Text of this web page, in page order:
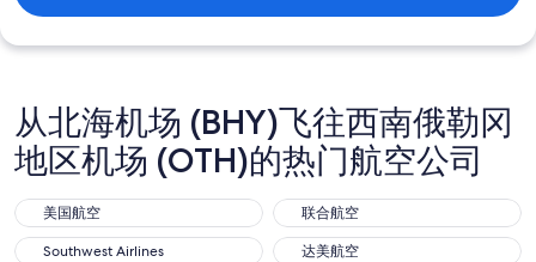
从北海机场 (BHY)飞往西南俄勒冈
地区机场 (OTH)的热门航空公司
美国航空
美国航空 联合航空
联合航空
Southwest Airlines
Southwest Airlines 达美航空
达美航空